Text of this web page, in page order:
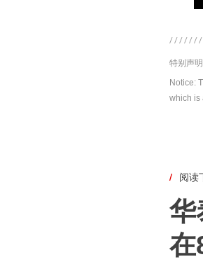
特别声
Notice:
which is
/ 阅读
华
在